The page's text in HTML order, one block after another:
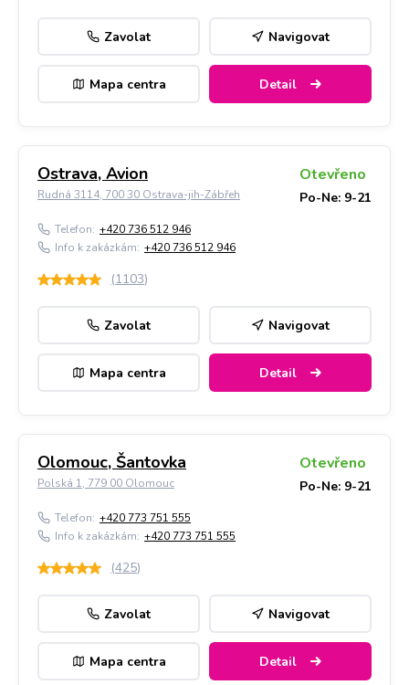
Zavolat Navigovat
Mapa centra Detail
Ostrava, Avion
Rudná 3114, 700 30 Ostrava-jih-Zábřeh
Otevřeno
Po-Ne: 9-21
Telefon: +420 736 512 946
Info k zakázkám: +420 736 512 946
(1103)
Zavolat Navigovat
Mapa centra Detail
Olomouc, Šantovka
Polská 1, 779 00 Olomouc
Otevřeno
Po-Ne: 9-21
Telefon: +420 773 751 555
Info k zakázkám: +420 773 751 555
(425)
Zavolat Navigovat
Mapa centra Detail